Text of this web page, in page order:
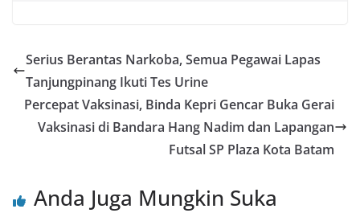
Serius Berantas Narkoba, Semua Pegawai Lapas
Tanjungpinang Ikuti Tes Urine
Percepat Vaksinasi, Binda Kepri Gencar Buka Gerai
Vaksinasi di Bandara Hang Nadim dan Lapangan
Futsal SP Plaza Kota Batam
Anda Juga Mungkin Suka